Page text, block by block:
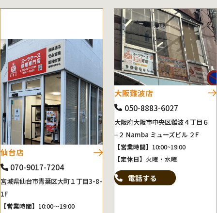
仙台店
070-9017-7204
宮城県仙台市青葉区大町１丁目3-8-
1F
【営業時間】 10:00～19:00
大阪難波店
050-8883-6027
大阪府大阪市中央区難波４丁目６
−２ Namba ミューズビル ２F
【営業時間】 10:00~19:00
【定休日】 火曜・水曜
電話する